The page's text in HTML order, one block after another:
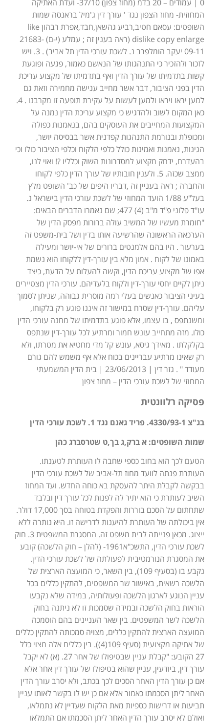
0 | עמודים – 20 בדמ (מחוז צפון) 37/10- ועדת האתיקה
המחוזית- מחוז הצפון נגד ' עורך דין ג'מיל בראנסה שמות
השופטים: עסאם חטיב,רביע גהשאן,חבד,אפרת רבהון like
dislike copy enlarge (ראה בענין זה ; עמלע (י-ם) 21683-
09-11 יעקב הומלפרב נ. לשכת עורכי הדין תל אביב) . 3. ויש
לזכור ולהזכיר כי התנהגותו של הנאשם כאמור, פגעה ופוגעת
קשות בתדמיתו של עורך הדין ואף בתדמיתו של מקצוע עריכת
הדין בפני הציבור, דבר אשר מחייב ענישה מחמירה וזאת גם
למען יראו ויראו ולמען לעשות על עקירת תופעה זו מקרבנו . 4.
כאן המקום לשוב ולהדגיש כי מקצוע עריכת הדין נמנה על
המקצועות המחייבים את העוסקים בהם, בנאמנות כפולה
ומכופלת ובנורמת התנהגות קפדנית אשר בבסיסה יושר,
הגינות, נאמנות ואמינות כולל כלפי הלקוח וכלפי הציבור כולו וכי
בהעדרם, ידחק מקצוע למסדרונות השוק וכלליו ?! ואוי לנו,
ממצב שכזה. 5. ולענין חובותיו של עורך הדין כלפי לקוחו
והחברה ; ראה בעניין זה ,דבריו היפים של כב' השופט מלץ
בעל"ע 1/88 הועד המחוזי של לשכת עורכי הדין בישראל נ.
עו"ד פלוני פ"ד מ"ב (4) 477; שם נאמרו הדברים הבאים:
"חומרת מעשיו של המשיב עולה ברורות מפסק הדין של
הערכאה הראשונה שהרשיעה אותו בדין ושל בית-משפט זה
בערעור . היו בהם אלמנטים ברורים של אי-יושר ומעילה
באמונו של לקוח . אמון מלא בין עורך-דין ללקוחו הוא נשמת
אפו של מקצוע עריכת הדין, וקשה להעלות על הדעת, כיצד
ניתן לקיים יחסי עורך-דין ולקוח בלעדיהם. עורכי הדין מצטיירים
בעיני הציבור כאנשים בעלי רמה מוסרית גבוהה, שניתן לסמוך
עליהם. עורך-דין שסרח במישור זה איננו פוגע רק בלקוחו,
ומשנתפס , בו עצמו, אלא פוגע בתדמיתו של מחנה עורכי הדין
כולו. מזה מתחייב עונש חמור ומרתיע לכל עורך-דין שנתפס
בקלקלתו . מאידך גיסא, עונש קל מדי מחטיא את מטרתו, ולא
רק שאינו מרתיע עבריינים בכוח אלא אף משמש להם גורם
מעודד " . גזר דין | 23/06/2013 | בית הדין המשמעתי
המחוזי של לשכת עורכי הדין – מחוז צפון
פסיקה רלוונטית
בג"צ 4330/93-1. פריד גאנם נגד 1. לשכת עורכי הדין
שמות השופטים: א ברק,ג בך,ט שטרסברג כהן
הטעם לכך הוא בחוב כספי שחבה לו העותרת לטענתו.
העותרת פנתה לוועד מחוז תל-אביב של לשכת עורכי הדין
בבקשה לקבלת היתר להעסקת בא כוחה החדש. ועד המחוז
השיב לעותרת כי הוא יתיר לה לפנות לכל עורך דין ובלבד
שתחתום על הסכם בוררות והפקדת בטוחה בסך 17,000 דולר.
אין ביכולתה של העותרת להיענות לדרישה זו. היא נותרה ללא
ייצוג. מכאן פנייתה לבית משפט זה. המסגרת המשפטית 3. חוק
לשכת עורכי הדין, התשכ"א1961- (להלן – חוק הלשכה) קובע
את המסגרת הנורמטיבית לפעולתה של לשכת עורכי הדין.
נקבע בו (בסעיף 109), בין השאר, כי המועצה הארצית של
הלשכה רשאית, באישור שר המשפטים, להתקין כללים בכל
עניין הנוגע לארגון הלשכה ופעולותיה, במידה שלא נקבעו
הוראות בחוק הלשכה ובמידה שסמכות זו לא ניתנה בחוק
הלשכה לשר המשפטים. בין שאר העניינים בהם הוסמכה
המועצה הארצית להתקין כללים, מצויה סמכותה להתקין כללים
של אתיקה מקצועית (סעיף 109(4)). בין כללים אלה מצוי כלל
27 הקובע: "קבלת עניין שבטיפולו של אחר 27. (א) לא יקבל
עורך דין, ביודעין, עניין שהוא בטיפולו של עורך דין אחר אלא
אם כן עורך הדין האחר הסכים לכך בכתב, ולא יסרב עורך הדין
האחר ליתן הסכמתו כאמור אלא אם כן יש לו בקשר לאותו עניין
תביעות או דרישות כספיות מאת הלקוח שעדיין לא נתמלאו,
ואולם לא יסרב עורך הדין האחר ליתן הסכמתו אם התמלאו